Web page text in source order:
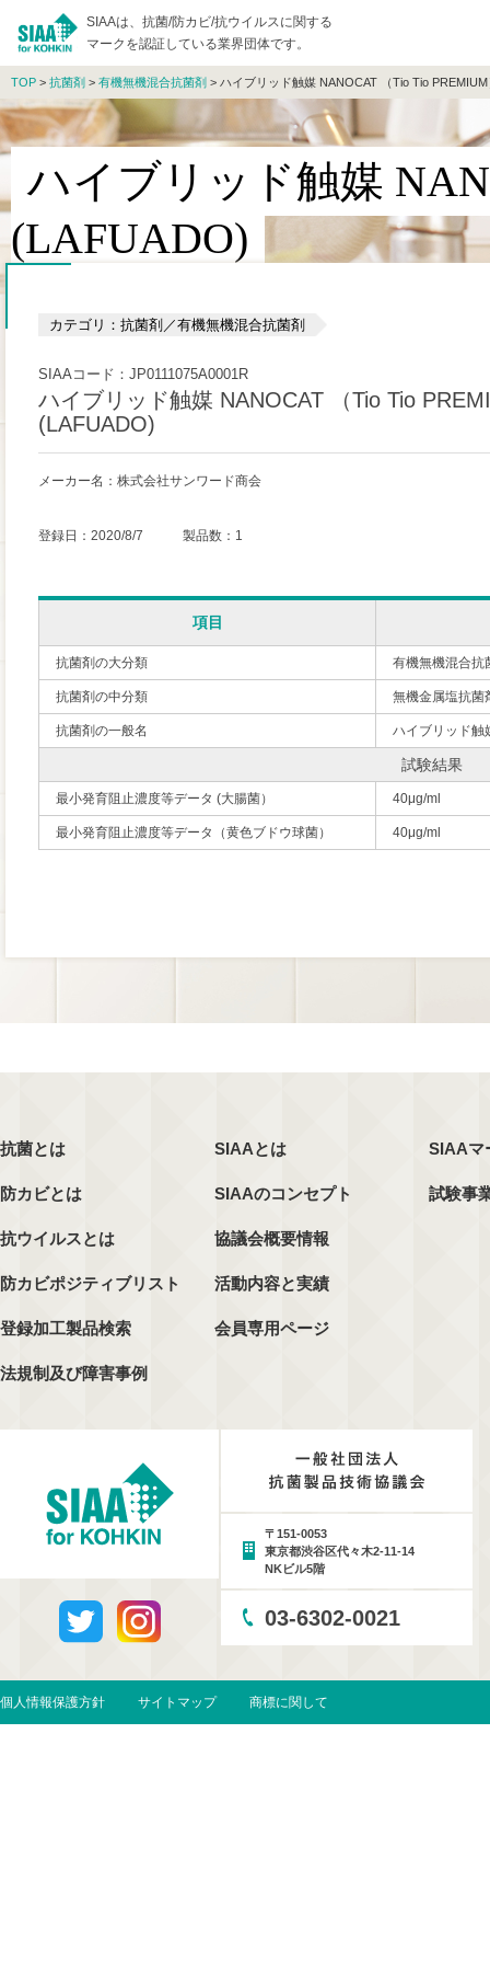
SIAAは、抗菌/防カビ/抗ウイルスに関する
マークを認証している業界団体です。
TOP > 抗菌剤 > 有機無機混合抗菌剤 > ハイブリッド触媒 NANOCAT （Tio Tio
ハイブリッド触媒
(LAFUADO)
カテゴリ：抗菌剤／有機無機混合抗菌剤
SIAAコード：JP0111075A0001R
ハイブリッド触媒 NANOCAT （Tio Tio
(LAFUADO)
メーカー名：株式会社サンワード商会
登録日：2020/8/7 製品数：1
項目
抗菌剤の大分類 有機無機混合抗
抗菌剤の中分類 無機金属塩抗菌
抗菌剤の一般名 ハイブリッド触
試験結果
最小発育阻止濃度等データ (大腸菌） 40μg/ml
最小発育阻止濃度等データ（黄色ブドウ球菌） 40μg/ml
抗菌とは
防カビとは
抗ウイルスとは
防カビポジティブリスト
登録加工製品検索
法規制及び障害事例
SIAAとは
SIAAのコンセプト
協議会概要情報
活動内容と実績
会員専用ページ
SIAAマ
試験事
〒151-0053
東京都渋谷区代々木2-11-14
NKビル5階
03-6302-0021
個人情報保護方針 サイトマップ 商標に関して